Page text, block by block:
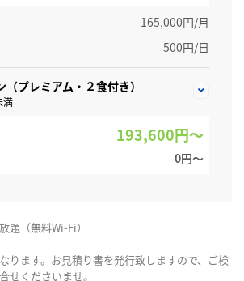
165,000円/月
500円/日
プレミアム・２食付き）
満
193,600円～
0円〜
題（無料Wi-Fi）
ります。お見積り書を発行致しますので、ご検
せくださいませ。